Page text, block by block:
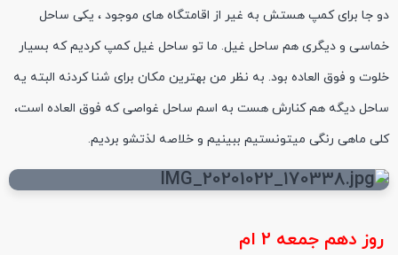
دو جا برای کمپ هستش به غیر از اقامتگاه های موجود ، یکی ساحل
خماسی و دیگری هم ساحل غیل. ما تو ساحل غیل کمپ کردیم که بسیار
خلوت و فوق العاده بود. به نظر من بهترین مکان برای شنا کردنه البته یه
ساحل دیگه هم کنارش هست به اسم ساحل غواصی که فوق العاده است،
کلی ماهی رنگی میتونستیم ببینیم و خلاصه لذتشو بردیم.
روز دهم جمعه 2 ام